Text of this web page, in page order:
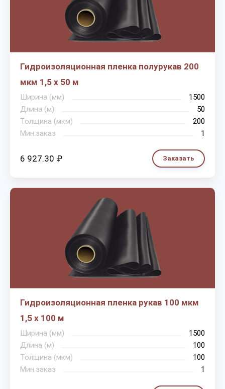
Гидроизоляционная пленка полурукав 200
мкм 1,5 х 50 м
Ширина (мм)
1500
Длина (м)
50
Толщина (мкм)
200
Мин.заказ
1
6 927.30 ₽ Заказать
Гидроизоляционная пленка рукав 100 мкм
1,5 х 100 м
Ширина (мм)
1500
Длина (м)
100
Толщина (мкм)
100
Мин.заказ
1